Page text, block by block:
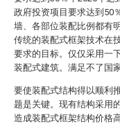
政府投资项目要求达到50
墙、各部位装配比例都有
传统的装配式框架技术在
要求的目标。仅仅采用一
装配式建筑。满足不了国
要使装配式结构得以顺利
题是关键。现有结构采用
造成装配式框架结构价格